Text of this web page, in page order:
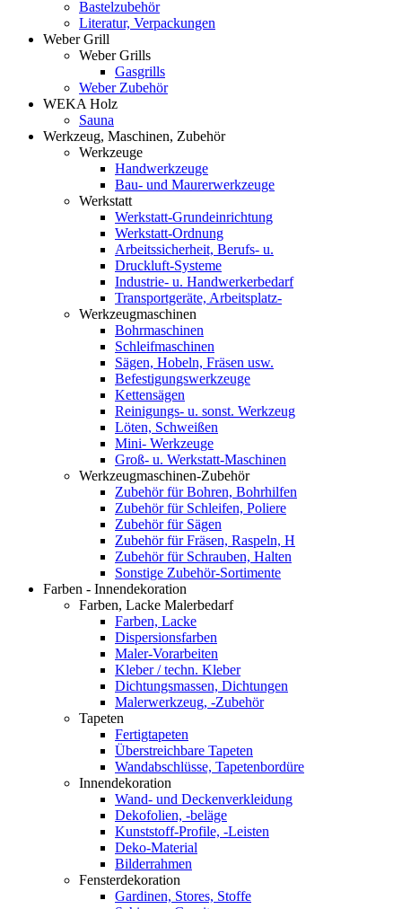
Bastelzubehör
Literatur, Verpackungen
Weber Grill
Weber Grills
Gasgrills
Weber Zubehör
WEKA Holz
Sauna
Werkzeug, Maschinen, Zubehör
Werkzeuge
Handwerkzeuge
Bau- und Maurerwerkzeuge
Werkstatt
Werkstatt-Grundeinrichtung
Werkstatt-Ordnung
Arbeitssicherheit, Berufs- u.
Druckluft-Systeme
Industrie- u. Handwerkerbedarf
Transportgeräte, Arbeitsplatz-
Werkzeugmaschinen
Bohrmaschinen
Schleifmaschinen
Sägen, Hobeln, Fräsen usw.
Befestigungswerkzeuge
Kettensägen
Reinigungs- u. sonst. Werkzeug
Löten, Schweißen
Mini- Werkzeuge
Groß- u. Werkstatt-Maschinen
Werkzeugmaschinen-Zubehör
Zubehör für Bohren, Bohrhilfen
Zubehör für Schleifen, Poliere
Zubehör für Sägen
Zubehör für Fräsen, Raspeln, H
Zubehör für Schrauben, Halten
Sonstige Zubehör-Sortimente
Farben - Innendekoration
Farben, Lacke Malerbedarf
Farben, Lacke
Dispersionsfarben
Maler-Vorarbeiten
Kleber / techn. Kleber
Dichtungsmassen, Dichtungen
Malerwerkzeug, -Zubehör
Tapeten
Fertigtapeten
Überstreichbare Tapeten
Wandabschlüsse, Tapetenbordüre
Innendekoration
Wand- und Deckenverkleidung
Dekofolien, -beläge
Kunststoff-Profile, -Leisten
Deko-Material
Bilderrahmen
Fensterdekoration
Gardinen, Stores, Stoffe